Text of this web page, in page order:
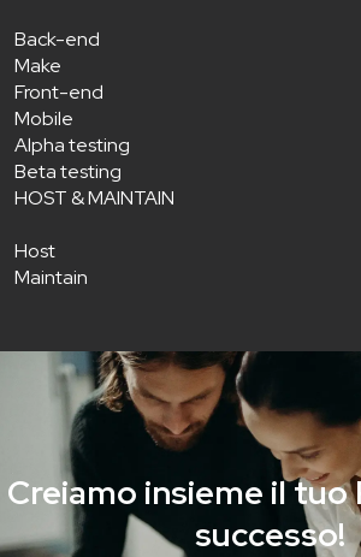
Back-end
Make
Front-end
Mobile
Alpha testing
Beta testing
HOST & MAINTAIN
Host
Maintain
Creiamo insieme il
successo!